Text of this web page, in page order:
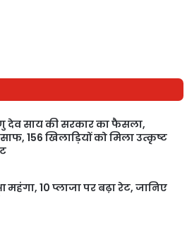
देव साय की सरकार का फैसला,
156 खिलाड़ियों को मिला उत्कृष्ट
10 प्लाजा पर बढ़ा रेट, जानिए